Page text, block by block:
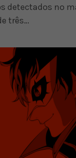
detectados no
três…